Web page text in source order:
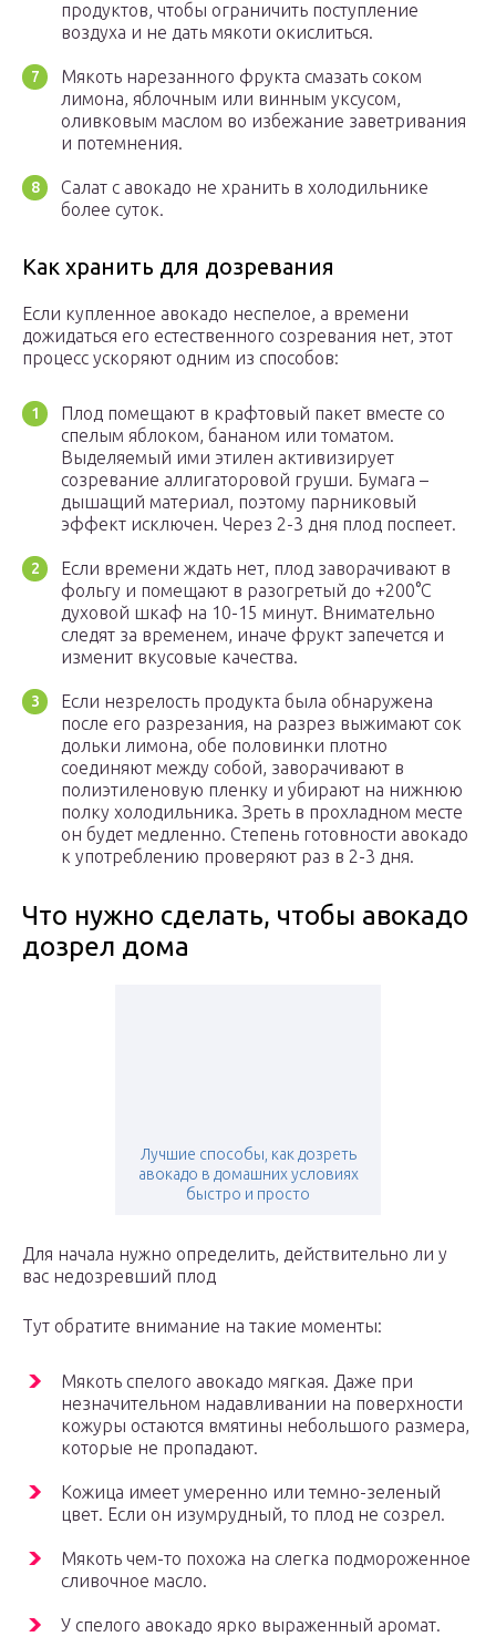
продуктов, чтобы ограничить поступление
воздуха и не дать мякоти окислиться.
Мякоть нарезанного фрукта смазать соком
лимона, яблочным или винным уксусом,
оливковым маслом во избежание заветривания
и потемнения.
Салат с авокадо не хранить в холодильнике
более суток.
Как хранить для дозревания
Если купленное авокадо неспелое, а времени
дожидаться его естественного созревания нет, этот
процесс ускоряют одним из способов:
Плод помещают в крафтовый пакет вместе со
спелым яблоком, бананом или томатом.
Выделяемый ими этилен активизирует
созревание аллигаторовой груши. Бумага –
дышащий материал, поэтому парниковый
эффект исключен. Через 2-3 дня плод поспеет.
Если времени ждать нет, плод заворачивают в
фольгу и помещают в разогретый до +200°C
духовой шкаф на 10-15 минут. Внимательно
следят за временем, иначе фрукт запечется и
изменит вкусовые качества.
Если незрелость продукта была обнаружена
после его разрезания, на разрез выжимают сок
дольки лимона, обе половинки плотно
соединяют между собой, заворачивают в
полиэтиленовую пленку и убирают на нижнюю
полку холодильника. Зреть в прохладном месте
он будет медленно. Степень готовности авокадо
к употреблению проверяют раз в 2-3 дня.
Что нужно сделать, чтобы авокадо
дозрел дома
Лучшие способы, как дозреть
авокадо в домашних условиях
быстро и просто
Для начала нужно определить, действительно ли у
вас недозревший плод
Тут обратите внимание на такие моменты:
Мякоть спелого авокадо мягкая. Даже при
незначительном надавливании на поверхности
кожуры остаются вмятины небольшого размера,
которые не пропадают.
Кожица имеет умеренно или темно-зеленый
цвет. Если он изумрудный, то плод не созрел.
Мякоть чем-то похожа на слегка подмороженное
сливочное масло.
У спелого авокадо ярко выраженный аромат.